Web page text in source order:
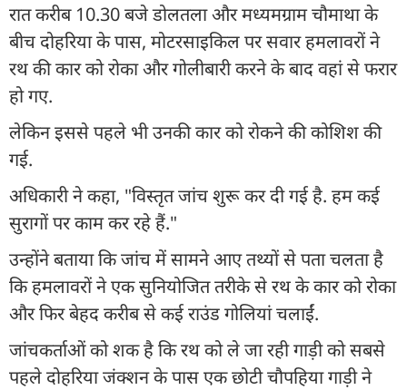
रात करीब 10.30 बजे डोलतला और मध्यमग्राम चौमाथा के
बीच दोहरिया के पास, मोटरसाइकिल पर सवार हमलावरों ने
रथ की कार को रोका और गोलीबारी करने के बाद वहां से फरार
हो गए.
लेकिन इससे पहले भी उनकी कार को रोकने की कोशिश की
गई.
अधिकारी ने कहा, "विस्तृत जांच शुरू कर दी गई है. हम कई
सुरागों पर काम कर रहे हैं."
उन्होंने बताया कि जांच में सामने आए तथ्यों से पता चलता है
कि हमलावरों ने एक सुनियोजित तरीके से रथ के कार को रोका
और फिर बेहद करीब से कई राउंड गोलियां चलाईं.
जांचकर्ताओं को शक है कि रथ को ले जा रही गाड़ी को सबसे
पहले दोहरिया जंक्शन के पास एक छोटी चौपहिया गाड़ी ने